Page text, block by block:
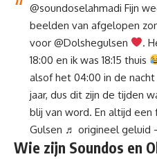
@soundoselahmadi Fijn
beelden van afgelopen
voor @Dolshegulsen
.
18:00 en ik was 18:15 thuis
alsof het 04:00 in de nacht
jaar, dus dit zijn de tijden
blij van word. En altijd
Gulsen ♬ origineel geluid
Wie zijn Soundos en